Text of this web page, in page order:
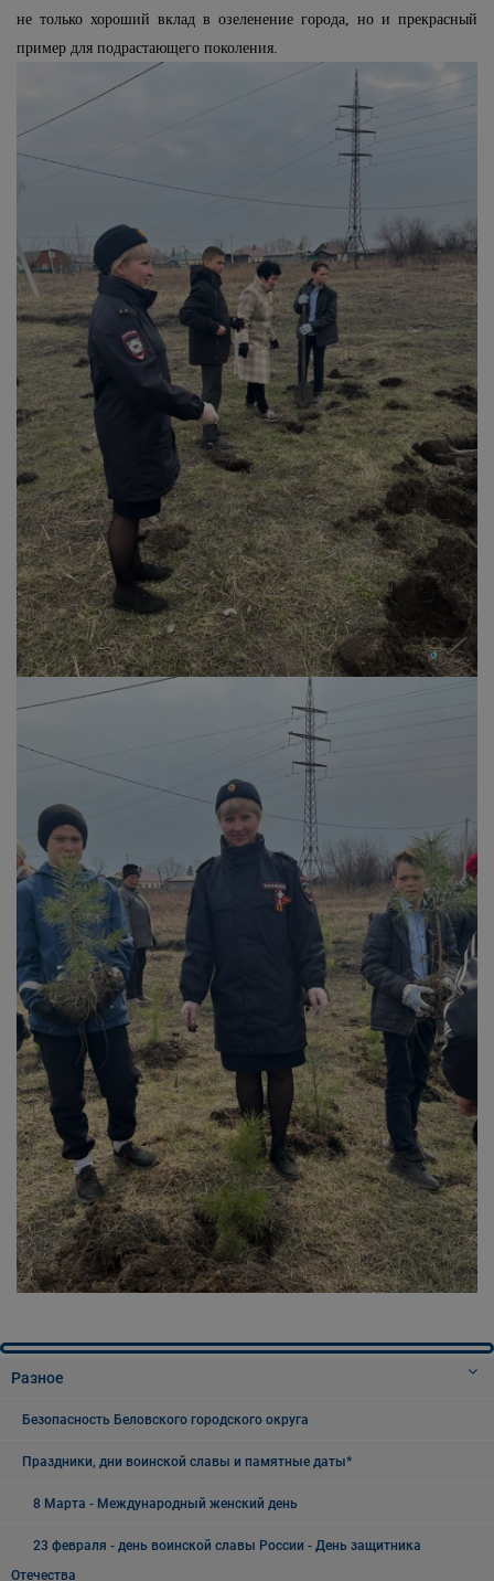
не только хороший вклад в озеленение города, но и прекрасный
пример для подрастающего поколения.
Разное
Безопасность Беловского городского округа
Праздники, дни воинской славы и памятные даты*
8 Марта - Международный женский день
23 февраля - день воинской славы России - День защитника
Отечества